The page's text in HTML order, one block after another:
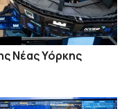
Νέας Υόρκης